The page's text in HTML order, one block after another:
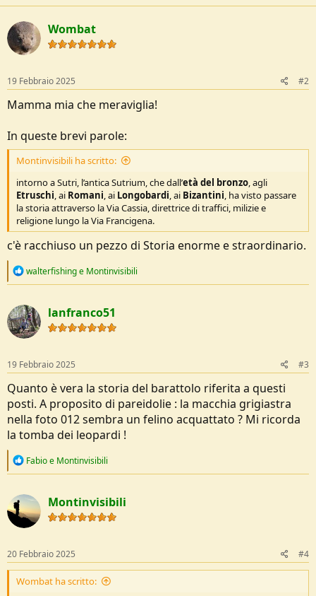
c
t
i
o
n
Wombat
19 Febbraio 2025 #2
Mamma mia che meraviglia!
In queste brevi parole:
Montinvisibili ha scritto:
intorno a Sutri, l’antica Sutrium, che dall’età del bronzo, agli
Etruschi, ai Romani, ai Longobardi, ai Bizantini, ha visto passare
la storia attraverso la Via Cassia, direttrice di traffici, milizie e
religione lungo la Via Francigena.
c'è racchiuso un pezzo di Storia enorme e straordinario.
R
c
t
i
o
s
:
walterfishinge Montinvisibili
lanfranco51
19 Febbraio 2025 #3
Quanto è vera la storia del barattolo riferita a questi
posti. A proposito di pareidolie : la macchia grigiastra
nella foto 012 sembra un felino acquattato ? Mi ricorda
la tomba dei leopardi !
R
c
t
i
o
s
:
Fabioe Montinvisibili
Montinvisibili
20 Febbraio 2025 #4
Wombat ha scritto: